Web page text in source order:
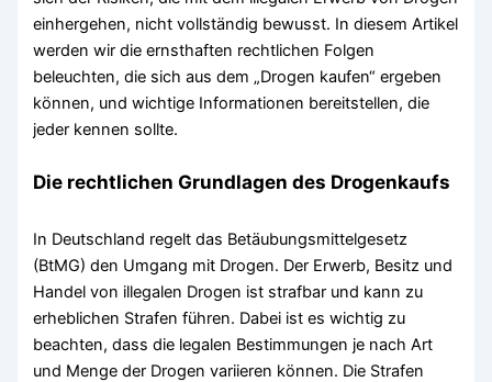
einhergehen, nicht vollständig bewusst. In diesem Artikel
werden wir die ernsthaften rechtlichen Folgen
beleuchten, die sich aus dem „Drogen kaufen“ ergeben
können, und wichtige Informationen bereitstellen, die
jeder kennen sollte.
Die rechtlichen Grundlagen des Drogenkaufs
In Deutschland regelt das Betäubungsmittelgesetz
(BtMG) den Umgang mit Drogen. Der Erwerb, Besitz und
Handel von illegalen Drogen ist strafbar und kann zu
erheblichen Strafen führen. Dabei ist es wichtig zu
beachten, dass die legalen Bestimmungen je nach Art
und Menge der Drogen variieren können. Die Strafen